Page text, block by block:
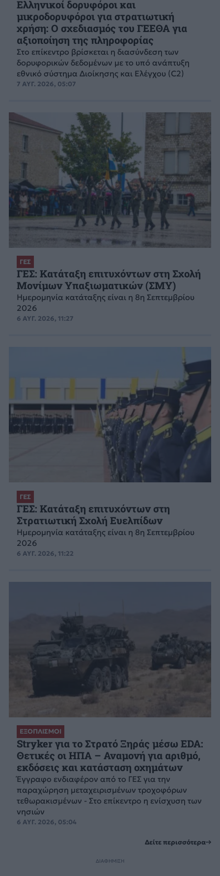
Ελληνικοί δορυφόροι και
μικροδορυφόροι για στρατιωτική
χρήση: Ο σχεδιασμός του ΓΕΕΘΑ για
αξιοποίηση της πληροφορίας
Στο επίκεντρο βρίσκεται η διασύνδεση των
δορυφορικών δεδομένων με το υπό ανάπτυξη
εθνικό σύστημα Διοίκησης και Ελέγχου (C2)
7 ΑΥΓ. 2026, 05:07
ΓΕΣ
ΓΕΣ: Κατάταξη επιτυχόντων στη Σχολή
Μονίμων Υπαξιωματικών (ΣΜΥ)
Ημερομηνία κατάταξης είναι η 8η Σεπτεμβρίου
2026
6 ΑΥΓ. 2026, 11:27
ΓΕΣ
ΓΕΣ: Κατάταξη επιτυχόντων στη
Στρατιωτική Σχολή Ευελπίδων
Ημερομηνία κατάταξης είναι η 8η Σεπτεμβρίου
2026
6 ΑΥΓ. 2026, 11:22
ΕΞΟΠΛΙΣΜΟΙ
Stryker για το Στρατό Ξηράς μέσω EDA:
Θετικές οι ΗΠΑ – Αναμονή για αριθμό,
εκδόσεις και κατάσταση οχημάτων
Έγγραφο ενδιαφέρον από το ΓΕΣ για την
παραχώρηση μεταχειρισμένων τροχοφόρων
τεθωρακισμένων - Στο επίκεντρο η ενίσχυση των
νησιών
6 ΑΥΓ. 2026, 05:04
Δείτε περισσότερα
ΔΙΑΦΗΜΙΣΗ